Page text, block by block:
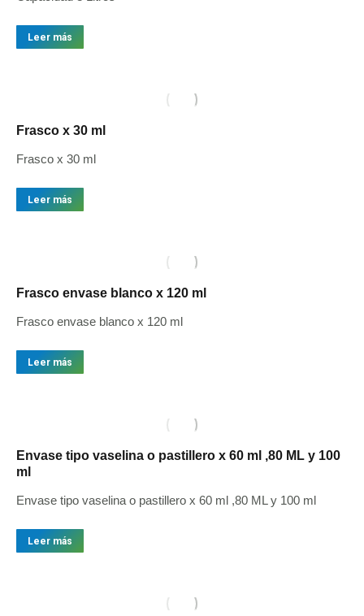
Leer más
Frasco x 30 ml
Frasco x 30 ml
Leer más
Frasco envase blanco x 120 ml
Frasco envase blanco x 120 ml
Leer más
Envase tipo vaselina o pastillero x 60 ml ,80 ML y 100
ml
Envase tipo vaselina o pastillero x 60 ml ,80 ML y 100 ml
Leer más